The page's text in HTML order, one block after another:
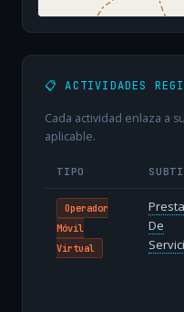
📋 ACTIVIDADES
Cada actividad enlaza a
aplicable.
TIPO
Operador
Móvil
Virtual
De